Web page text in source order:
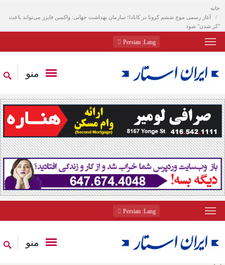
خانه
آغاز رسمی موج ششم کرونا در کانادا؛ سازمان بهداشت جهانی: واکسن فایزر می‌تواند باعث
"کر شدن" شود
Lang
: Persian
منو
Lang
: Persian
منو